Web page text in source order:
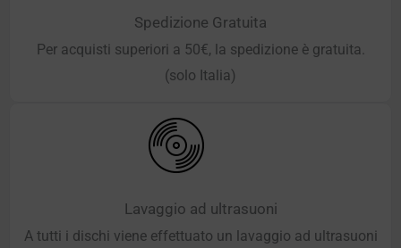
Spedizione Gratuita
Per acquisti superiori a 50€, la spedizione è gratuita.
(solo Italia)
Lavaggio ad ultrasuoni
A tutti i dischi viene effettuato un lavaggio ad ultrasuoni